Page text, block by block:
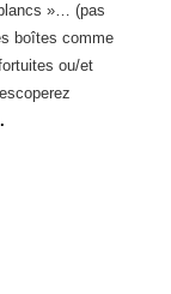
»… (pas
boîtes comme
ou/et
.